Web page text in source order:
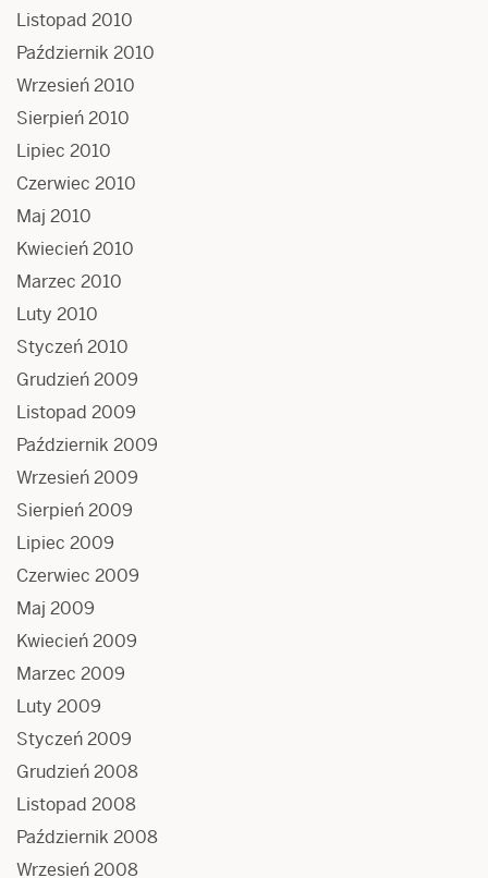
Listopad 2010
Październik 2010
Wrzesień 2010
Sierpień 2010
Lipiec 2010
Czerwiec 2010
Maj 2010
Kwiecień 2010
Marzec 2010
Luty 2010
Styczeń 2010
Grudzień 2009
Listopad 2009
Październik 2009
Wrzesień 2009
Sierpień 2009
Lipiec 2009
Czerwiec 2009
Maj 2009
Kwiecień 2009
Marzec 2009
Luty 2009
Styczeń 2009
Grudzień 2008
Listopad 2008
Październik 2008
Wrzesień 2008